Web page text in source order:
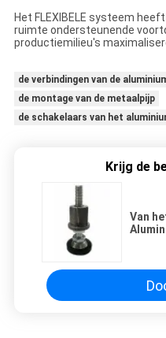
Het FLEXIBELE systeem
ruimte ondersteunende
productiemilieu's
de verbindingen van de
de montage van de metaalpijp
de schakelaars van het
Krijg de
Van